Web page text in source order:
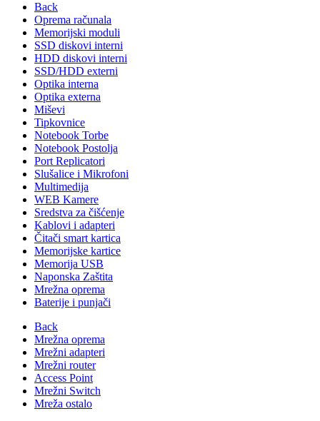
Back
Oprema računala
Memorijski moduli
SSD diskovi interni
HDD diskovi interni
SSD/HDD externi
Optika interna
Optika externa
Miševi
Tipkovnice
Notebook Torbe
Notebook Postolja
Port Replicatori
Slušalice i Mikrofoni
Multimedija
WEB Kamere
Sredstva za čišćenje
Kablovi i adapteri
Čitači smart kartica
Memorijske kartice
Memorija USB
Naponska Zaštita
Mrežna oprema
Baterije i punjači
Back
Mrežna oprema
Mrežni adapteri
Mrežni router
Access Point
Mrežni Switch
Mreža ostalo